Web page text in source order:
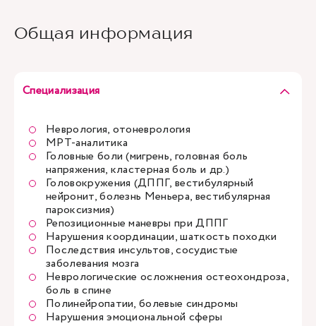
Общая информация
Специализация
Неврология, отоневрология
МРТ-аналитика
Головные боли (мигрень, головная боль
напряжения, кластерная боль и др.)
Головокружения (ДППГ, вестибулярный
нейронит, болезнь Меньера, вестибулярная
пароксизмия)
Репозиционные маневры при ДППГ
Нарушения координации, шаткость походки
Последствия инсультов, сосудистые
заболевания мозга
Неврологические осложнения остеохондроза,
боль в спине
Полинейропатии, болевые синдромы
Нарушения эмоциональной сферы